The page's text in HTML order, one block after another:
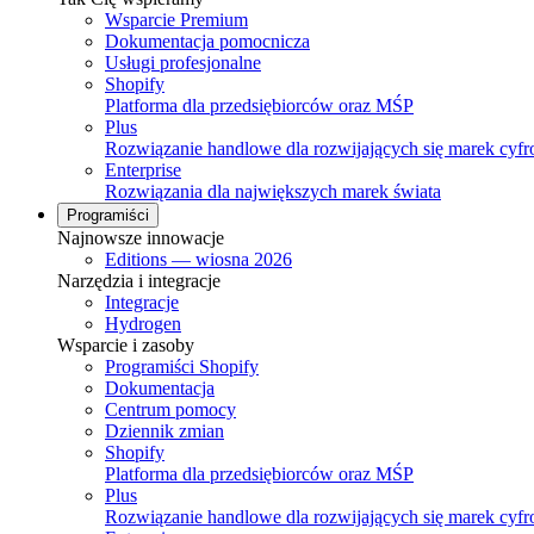
Wsparcie Premium
Dokumentacja pomocnicza
Usługi profesjonalne
Shopify
Platforma dla przedsiębiorców oraz MŚP
Plus
Rozwiązanie handlowe dla rozwijających się marek
Enterprise
Rozwiązania dla największych marek świata
Programiści
Najnowsze innowacje
Editions — wiosna 2026
Narzędzia i integracje
Integracje
Hydrogen
Wsparcie i zasoby
Programiści Shopify
Dokumentacja
Centrum pomocy
Dziennik zmian
Shopify
Platforma dla przedsiębiorców oraz MŚP
Plus
Rozwiązanie handlowe dla rozwijających się marek